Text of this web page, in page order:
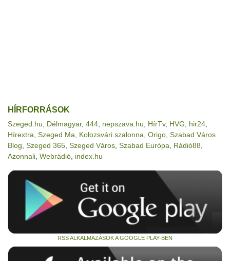
HÍRFORRÁSOK
Szeged.hu Délmagyar, 444 nepszava.hu HírTv, HVG hir24
Hírextra Szeged Ma Kolozsvári szalonna Origo Szabad Város
Blog Szeged 365 Szeged Város Szabad Európa Rádió88
Azonnali Webrádió index.hu
RSS ALKALMAZÁSOK A GOOGLE PLAY-BEN